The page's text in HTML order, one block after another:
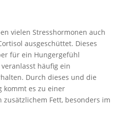
vielen Stresshormonen auch
ausgeschüttet. Dieses
für ein Hungergefühl
häufig ein
Durch dieses und die
kommt es zu einer
zusätzlichem Fett, besonders im